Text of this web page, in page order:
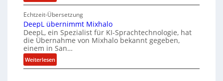
I
S
V
e
b
o
n
E
v
a
-
M
a
r
i
Echtzeit-Übersetzung
DeepL übernimmt Mixhalo
DeepL, ein Spezialist für KI-Sprachtechnologie, hat
die Übernahme von Mixhalo bekannt gegeben,
einem in San…
Weiterlesen:
D